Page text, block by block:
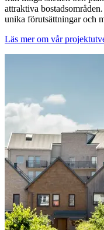
attraktiva
unika förutsättningar och
Läs mer om vår